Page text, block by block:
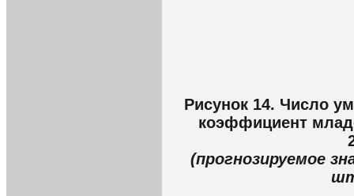
Рисунок 14. Число
коэффициент
(прогнозируемое